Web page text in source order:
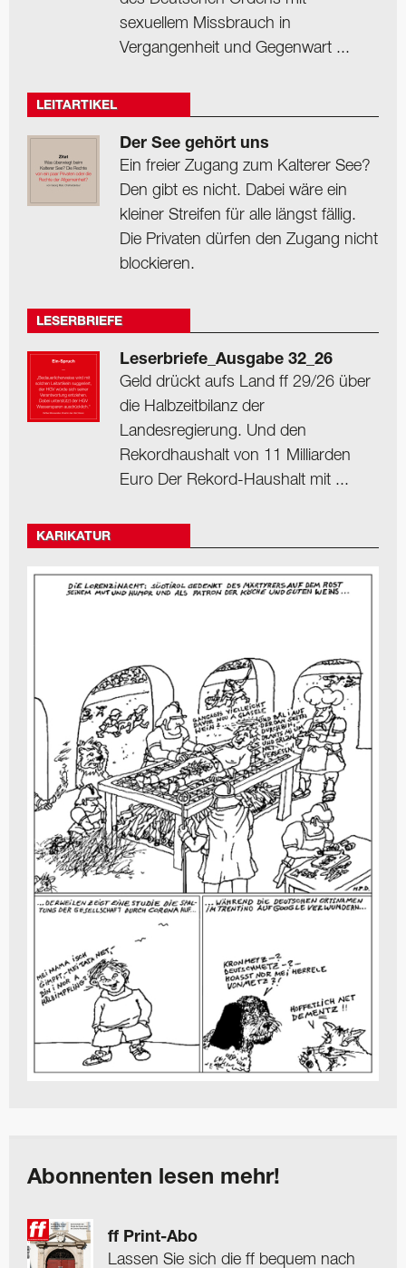
sexuellem Missbrauch in
Vergangenheit und Gegenwart ...
LEITARTIKEL
Der See gehört uns
Ein freier Zugang zum Kalterer See?
Den gibt es nicht. Dabei wäre ein
kleiner Streifen für alle längst fällig.
Die Privaten dürfen den Zugang nicht
blockieren.
LESERBRIEFE
Leserbriefe_Ausgabe 32_26
Geld drückt aufs Land ff 29/26 über
die Halbzeitbilanz der
Landesregierung. Und den
Rekordhaushalt von 11 Milliarden
Euro Der Rekord-Haushalt mit ...
KARIKATUR
Abonnenten lesen mehr!
ff Print-Abo
Lassen Sie sich die ff bequem nach